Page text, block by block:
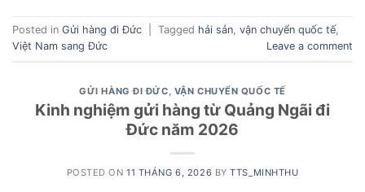
Posted in Gửi hàng đi Đức Tagged hải sản, vận chuyển quốc tế,
Việt Nam sang Đức
Leave a comment
GỬI HÀNG ĐI ĐỨC VẬN CHUYỂN QUỐC TẾ
Kinh nghiệm gửi hàng từ Quảng Ngãi đi
Đức năm 2026
POSTED ON11 THÁNG 6, 2026 BYTTS_MINHTHU